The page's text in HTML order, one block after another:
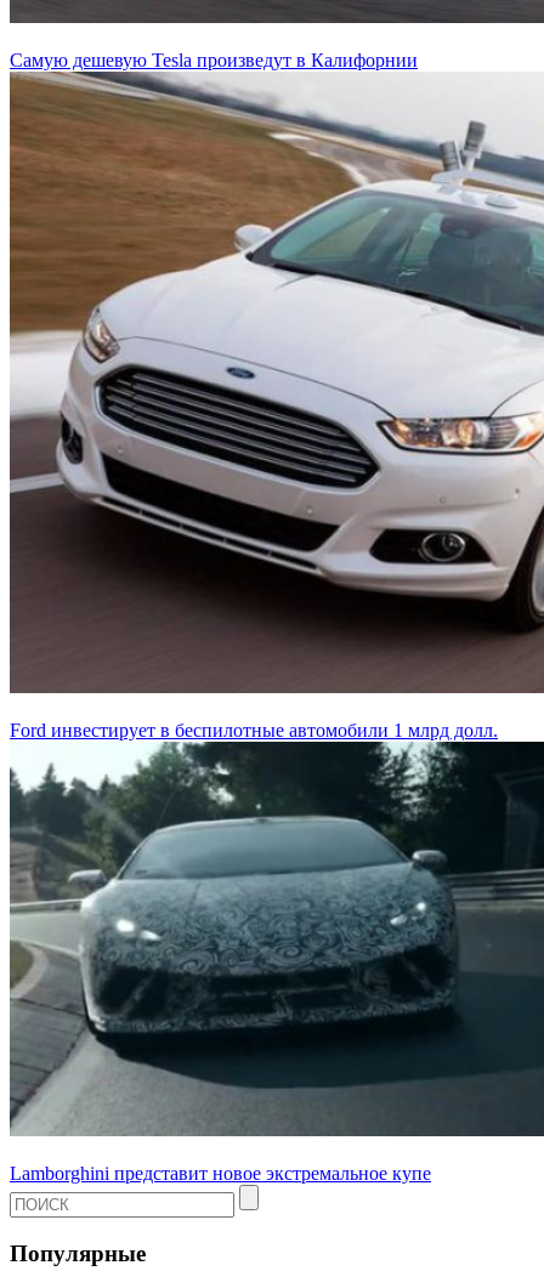
Самую дешевую Tesla произведут в Калифорнии
Ford инвестирует в беспилотные автомобили 1 млрд долл.
Lamborghini представит новое экстремальное купе
Популярные